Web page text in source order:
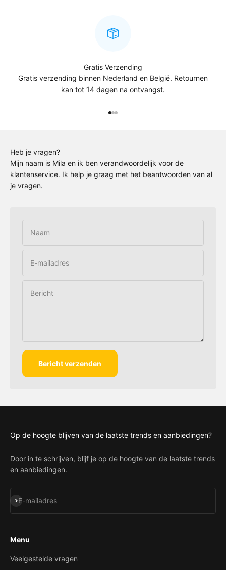
Gratis Verzending
Gratis verzending binnen Nederland en België. Retournen
kan tot 14 dagen na ontvangst.
Heb je vragen?
Mijn naam is Mila en ik ben verandwoordelijk voor de
klantenservice. Ik help je graag met het beantwoorden van al
je vragen.
Naam
E-mailadres
Bericht
Bericht verzenden
Op de hoogte blijven van de laatste trends en aanbiedingen?
Door in te schrijven, blijf je op de hoogte van de laatste trends
en aanbiedingen.
E-mailadres
Abonneren
Menu
Veelgestelde vragen